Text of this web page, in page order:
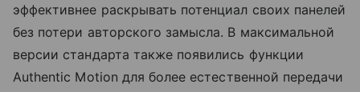
эффективнее раскрывать потенциал своих панелей
без потери авторского замысла. В максимальной
версии стандарта также появились функции
Authentic Motion для более естественной передачи